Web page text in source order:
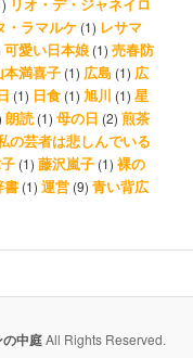
・ラマルケ (1) レサマ
可愛い日本娘 (1)売春防
本満喜子 (1) 広島 (1) 広
(1) 日食 (1)旭川 (1)星
朗読 (1)母の日 (2)煎茶
の芸者は悲しんでいる
(1)藤沢嵐子 (1)裸の
書 (1)運営 (9)青い背広
中庭All Rights Reserved.